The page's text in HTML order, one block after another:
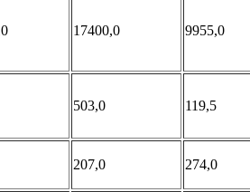
17400,0 9955,0
503,0 119,5
207,0 274,0